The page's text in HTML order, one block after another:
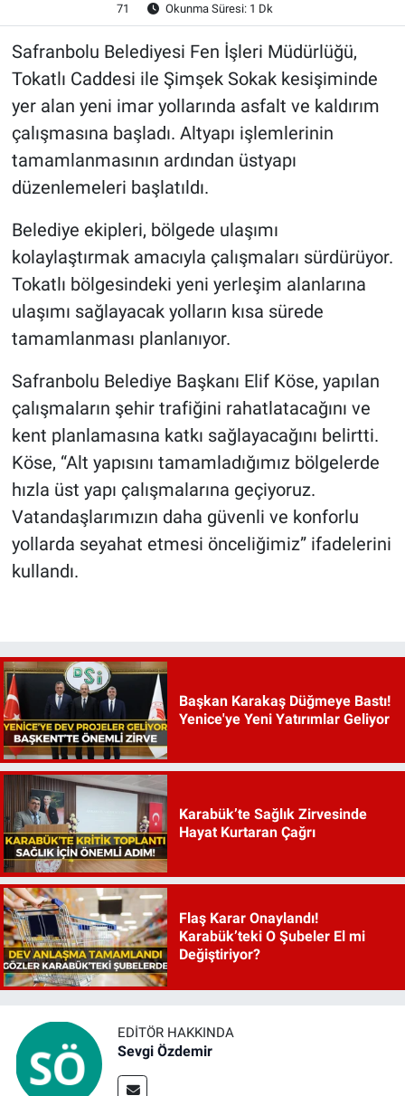
71
Okunma Süresi: 1 Dk
Safranbolu Belediyesi Fen İşleri Müdürlüğü,
Tokatlı Caddesi ile Şimşek Sokak kesişiminde
yer alan yeni imar yollarında asfalt ve kaldırım
çalışmasına başladı. Altyapı işlemlerinin
tamamlanmasının ardından üstyapı
düzenlemeleri başlatıldı.
Belediye ekipleri, bölgede ulaşımı
kolaylaştırmak amacıyla çalışmaları sürdürüyor.
Tokatlı bölgesindeki yeni yerleşim alanlarına
ulaşımı sağlayacak yolların kısa sürede
tamamlanması planlanıyor.
Safranbolu Belediye Başkanı Elif Köse, yapılan
çalışmaların şehir trafiğini rahatlatacağını ve
kent planlamasına katkı sağlayacağını belirtti.
Köse, “Alt yapısını tamamladığımız bölgelerde
hızla üst yapı çalışmalarına geçiyoruz.
Vatandaşlarımızın daha güvenli ve konforlu
yollarda seyahat etmesi önceliğimiz” ifadelerini
kullandı.
Başkan Karakaş Düğmeye Bastı!
Yenice'ye Yeni Yatırımlar Geliyor
Karabük’te Sağlık Zirvesinde
Hayat Kurtaran Çağrı
Flaş Karar Onaylandı!
Karabük’teki O Şubeler El mi
Değiştiriyor?
EDITÖR HAKKINDA
Sevgi Özdemir